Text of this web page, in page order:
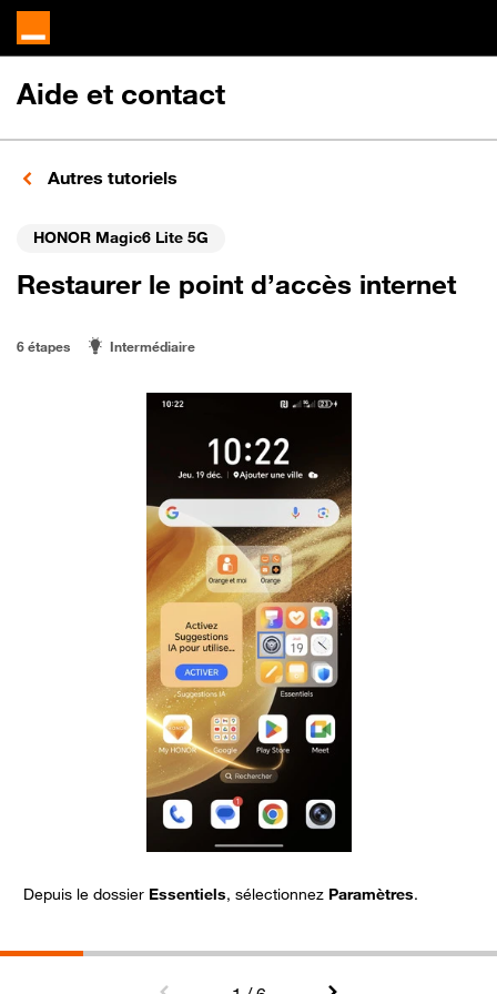
Aide et contact
Autres tutoriels
HONOR Magic6 Lite 5G
Restaurer le point d’accès internet
6 étapes Intermédiaire
Depuis le dossier Essentiels, sélectionnez Paramètres.